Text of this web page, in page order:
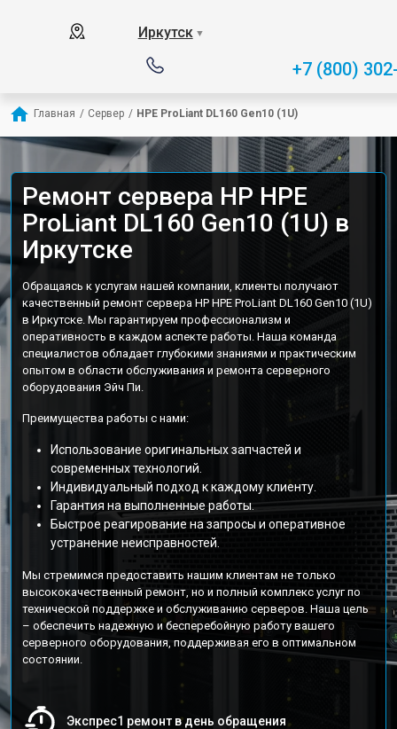
Иркутск ▼
+7 (800)
Главная / Сервер / HPE ProLiant DL160 Gen10 (1U)
Ремонт сервера HP HPE
ProLiant DL160 Gen10 (1U) в
Иркутске
Обращаясь к услугам нашей компании, клиенты получают
качественный ремонт сервера HP HPE ProLiant DL160 Gen10 (1U)
в Иркутске. Мы гарантируем профессионализм и
оперативность в каждом аспекте работы. Наша команда
специалистов обладает глубокими знаниями и практическим
опытом в области обслуживания и ремонта серверного
оборудования Эйч Пи.
Преимущества работы с нами:
Использование оригинальных запчастей и
современных технологий.
Индивидуальный подход к каждому клиенту.
Гарантия на выполненные работы.
Быстрое реагирование на запросы и оперативное
устранение неисправностей.
Мы стремимся предоставить нашим клиентам не только
высококачественный ремонт, но и полный комплекс услуг по
технической поддержке и обслуживанию серверов. Наша цель
– обеспечить надежную и бесперебойную работу вашего
серверного оборудования, поддерживая его в оптимальном
состоянии.
Экспрес1 ремонт в день обращения